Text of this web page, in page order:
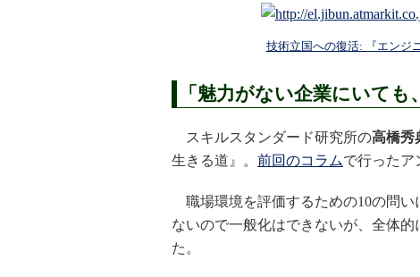
技術立国への復活: 『エンジ
「魅力がない企業にいても
スキルスタンダード研究所の高橋秀
生きる道』。 前回のコラムで行ったア
職場環境を評価するための10の問い
ないので一般化はできないが、全体
た。